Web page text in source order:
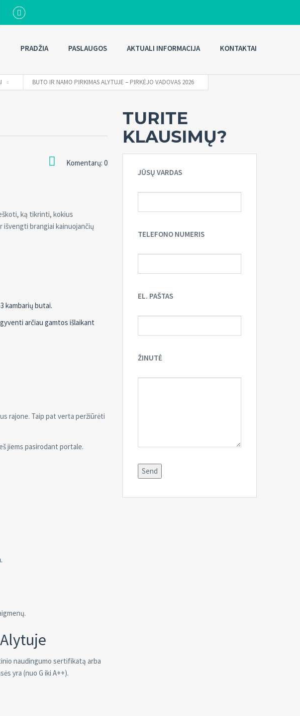
PRADŽIA PASLAUGOS AKTUALI INFORMACIJA KONTAKTAI
BUTO IR NAMO PIRKIMAS ALYTUJE – PIRKĖJO VADOVAS 2026
Komentarų: 0
ką tikrinti, kokius
brangiai kainuojančių
kambarių butai.
arčiau gamtos išlaikant
rajone. Taip pat verta peržiūrėti
jiems pasirodant portale.
naudingumo sertifikatą arba
yra (nuo G iki A++).
TURITE
KLAUSIMŲ?
JŪSŲ VARDAS
TELEFONO NUMERIS
EL. PAŠTAS
ŽINUTĖ